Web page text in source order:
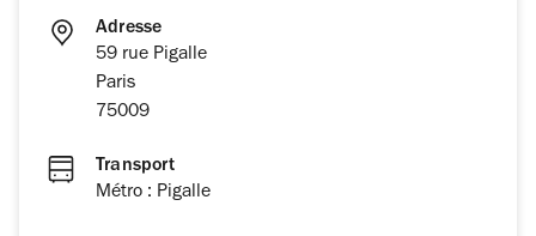
Adresse
59 rue Pigalle
Paris
75009
Transport
Métro : Pigalle